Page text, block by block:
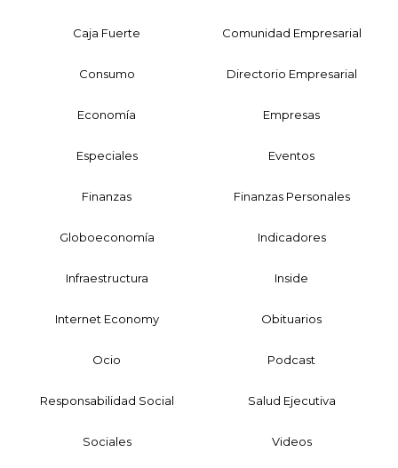
Caja Fuerte Comunidad Empresarial
Consumo Directorio Empresarial
Economía Empresas
Especiales Eventos
Finanzas Finanzas Personales
Globoeconomía Indicadores
Infraestructura Inside
Internet Economy Obituarios
Ocio Podcast
Responsabilidad Social Salud Ejecutiva
Sociales Videos